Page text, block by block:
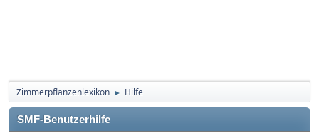
Zimmerpflanzenlexikon ► Hilfe
SMF-Benutzerhilfe